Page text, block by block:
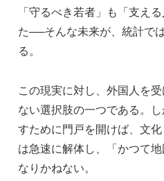
「守るべき若者」も「支え
た──そんな未来が、統計で
る。
この現実に対し、外国人を
ない選択肢の一つである。
すために門戸を開けば、文
は急速に解体し、「かつて
なりかねない。